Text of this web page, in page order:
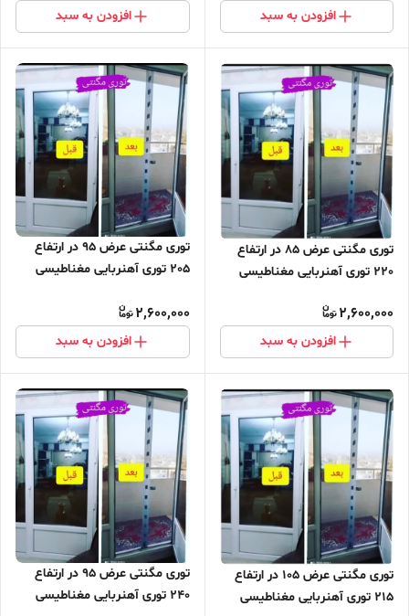
مغازه پرده مغازهافزودن به سبد
مغازه پرده مغازهافزودن به سبد
توری مگنتی عرض 85 در ارتفاع
220 توری آهنربایی مغناطیسی
مگنتی پرده توری بالکن توری
مغازه پرده مغازه
2,600,000
افزودن به سبد
توری مگنتی عرض 95 در ارتفاع
205 توری آهنربایی مغناطیسی
مگنتی پرده توری بالکن توری
مغازه پرده مغازه
2,600,000
افزودن به سبد
توری مگنتی عرض 105 در ارتفاع
215 توری آهنربایی مغناطیسی
توری مگنتی عرض 95 در ارتفاع
240 توری آهنربایی مغناطیسی